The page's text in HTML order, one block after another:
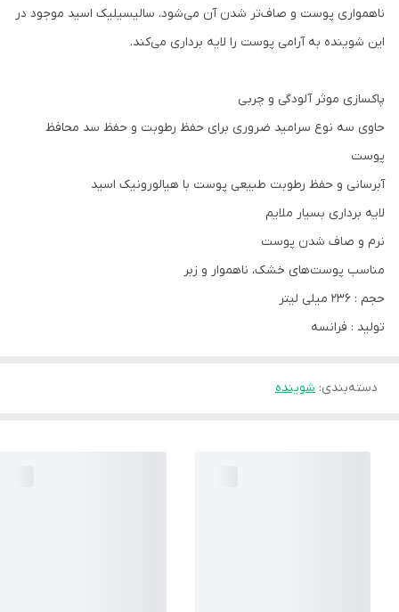
ناهمواری پوست و صاف‌تر شدن آن می‌شود. سالیسیلیک اسید موجود در
این شوینده به آرامی پوست را لایه برداری می‌کند.
پاکسازی موثر آلودگی و چربی
حاوی سه نوع سرامید ضروری برای حفظ رطوبت و حفظ سد محافظ
پوست
آبرسانی و حفظ رطوبت طبیعی پوست با هیالورونیک اسید
لایه برداری بسیار ملایم
نرم و صاف شدن پوست
مناسب پوست‌های خشک، ناهموار و زبر
حجم : 236 میلی لیتر
تولید : فرانسه
دسته‌بندی: شوینده